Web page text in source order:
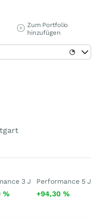
Zum Portfolio
hinzufügen
3 J
%
Performance 5 J
+94,30 %